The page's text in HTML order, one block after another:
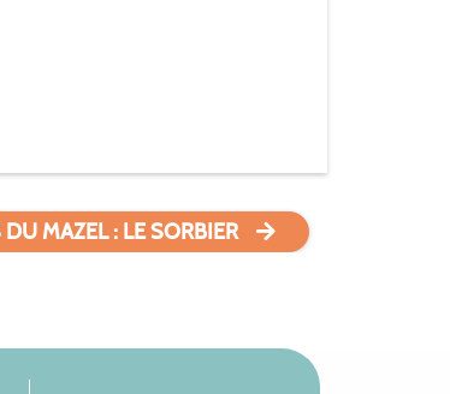
DU MAZEL : LE SORBIER